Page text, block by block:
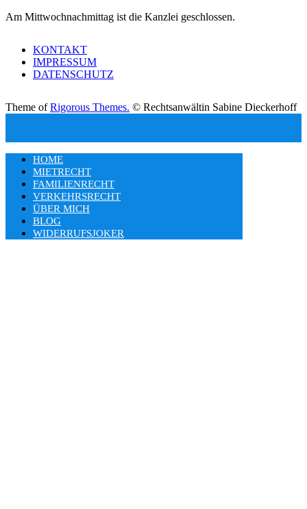
Am Mittwochnachmittag ist die Kanzlei geschlossen.
KONTAKT
IMPRESSUM
DATENSCHUTZ
Theme ofRigorous Themes. © Rechtsanwältin Sabine Dieckerhoff
HOME
MIETRECHT
FAMILIENRECHT
VERKEHRSRECHT
ÜBER MICH
BLOG
WIDERRUFSJOKER